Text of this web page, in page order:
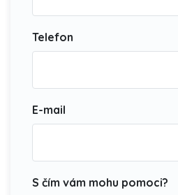
Telefon
E-mail
S čím vám mohu pomoci?